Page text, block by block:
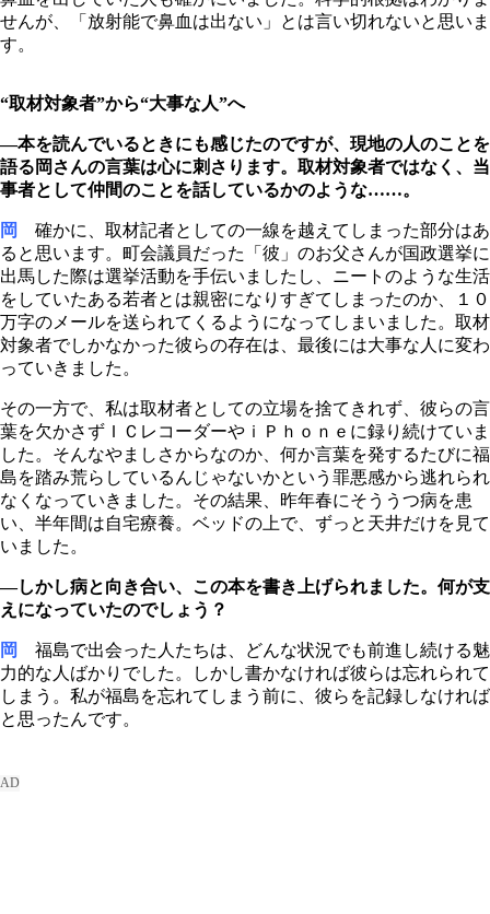
せんが、「放射能で鼻血は出ない」とは言い切れないと思いま
す。
“取材対象者”から“大事な人”へ
―本を読んでいるときにも感じたのですが、現地の人のことを
語る岡さんの言葉は心に刺さります。取材対象者ではなく、当
事者として仲間のことを話しているかのような……。
岡
確かに、取材記者としての一線を越えてしまった部分はあ
ると思います。町会議員だった「彼」のお父さんが国政選挙に
出馬した際は選挙活動を手伝いましたし、ニートのような生活
をしていたある若者とは親密になりすぎてしまったのか、１０
万字のメールを送られてくるようになってしまいました。取材
対象者でしかなかった彼らの存在は、最後には大事な人に変わ
っていきました。
その一方で、私は取材者としての立場を捨てきれず、彼らの言
葉を欠かさずＩＣレコーダーやｉＰｈｏｎｅに録り続けていま
した。そんなやましさからなのか、何か言葉を発するたびに福
島を踏み荒らしているんじゃないかという罪悪感から逃れられ
なくなっていきました。その結果、昨年春にそううつ病を患
い、半年間は自宅療養。ベッドの上で、ずっと天井だけを見て
いました。
―しかし病と向き合い、この本を書き上げられました。何が支
えになっていたのでしょう？
岡
福島で出会った人たちは、どんな状況でも前進し続ける魅
力的な人ばかりでした。しかし書かなければ彼らは忘れられて
しまう。私が福島を忘れてしまう前に、彼らを記録しなければ
と思ったんです。